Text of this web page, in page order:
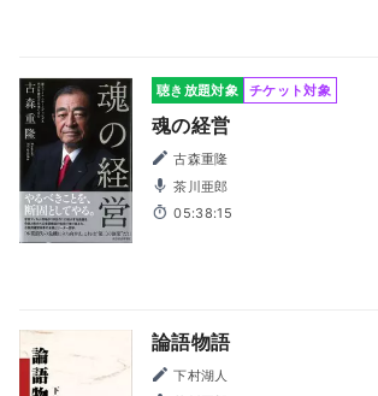
聴き放題対象 チケット対象
魂の経営
古森重隆
茶川亜郎
05:38:15
論語物語
下村湖人